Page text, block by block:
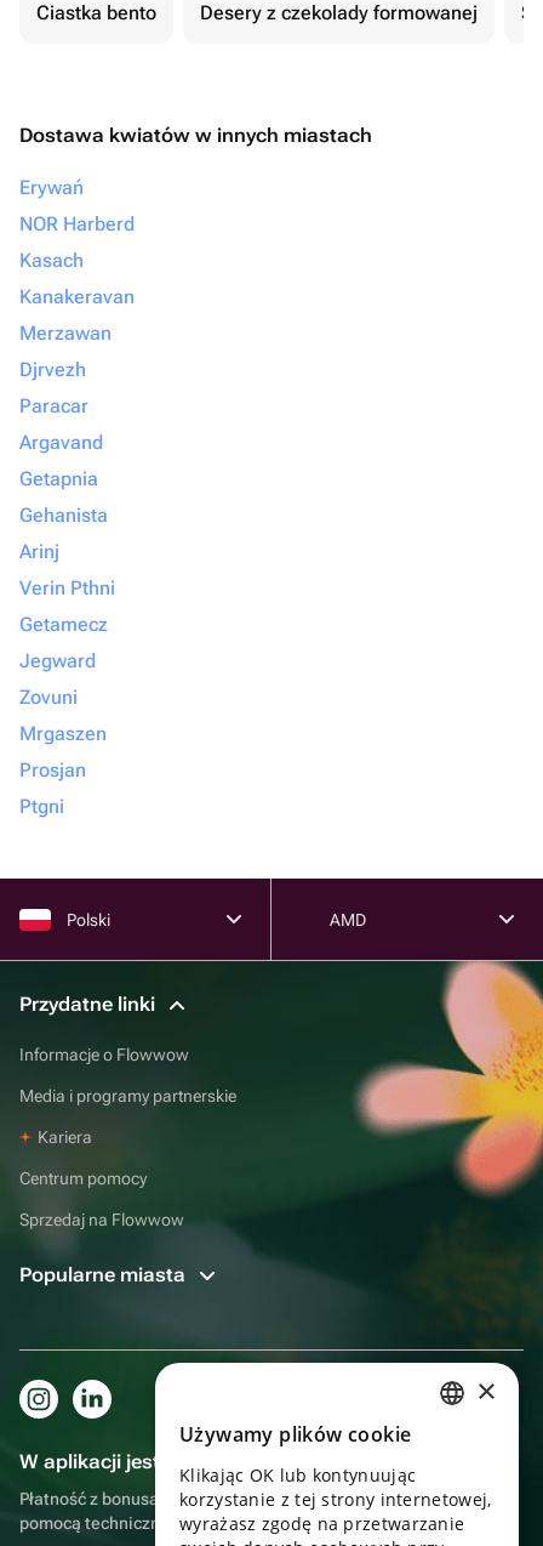
Ciastka bento Desery z czekolady formowanej
Dostawa kwiatów w innych miastach
Erywań
NOR Harberd
Kasach
Kanakeravan
Merzawan
Djrvezh
Paracar
Argavand
Getapnia
Gehanista
Arinj
Verin Pthni
Getamecz
Jegward
Zovuni
Mrgaszen
Prosjan
Ptgni
Polski AMD
Przydatne linki
Informacje o Flowwow
Media i programy partnerskie
Kariera
Centrum pomocy
Sprzedaj na Flowwow
Popularne miasta
W aplikacji jest to jeszcze wygodniejsze!
Płatność z bonusami, samodzielna dostawa, wygodny czat z
pomocą techniczną
UKRAINIAN
×
Używamy plików cookie
Klikając OK lub kontynuując
korzystanie z tej strony internetowej,
wyrażasz zgodę na przetwarzanie